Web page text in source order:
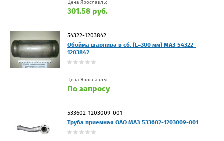
Цена Ярославль:
301.58 руб.
54322-1203842
Обойма шарнира в сб. (L=300 мм) МАЗ 54322-
1203842
Цена Ярославль:
По запросу
533602-1203009-001
Труба приемная ОАО МАЗ 533602-1203009-001